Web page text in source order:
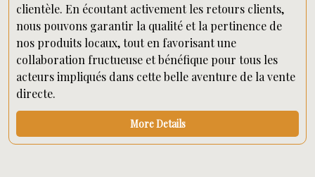
clientèle. En écoutant activement les retours clients,
nous pouvons garantir la qualité et la pertinence de
nos produits locaux, tout en favorisant une
collaboration fructueuse et bénéfique pour tous les
acteurs impliqués dans cette belle aventure de la vente
directe.
More Details